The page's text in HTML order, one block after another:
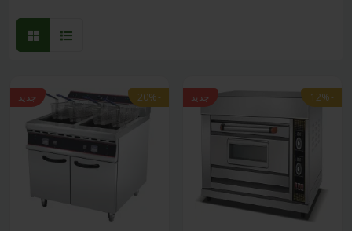
جديد -12% جديد -20%